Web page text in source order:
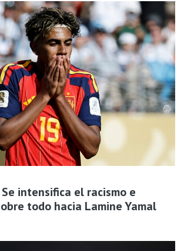
intensifica el racismo e
todo hacia Lamine Yamal